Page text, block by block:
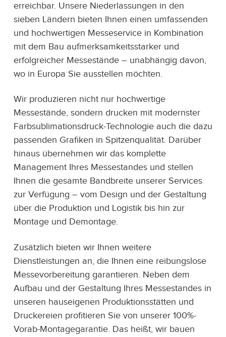
erreichbar. Unsere Niederlassungen in den
sieben Ländern bieten Ihnen einen umfassenden
und hochwertigen Messeservice in Kombination
mit dem Bau aufmerksamkeitsstarker und
erfolgreicher Messestände – unabhängig davon,
wo in Europa Sie ausstellen möchten.
Wir produzieren nicht nur hochwertige
Messestände, sondern drucken mit modernster
Farbsublimationsdruck-Technologie auch die dazu
passenden Grafiken in Spitzenqualität. Darüber
hinaus übernehmen wir das komplette
Management Ihres Messestandes und stellen
Ihnen die gesamte Bandbreite unserer Services
zur Verfügung – vom Design und der Gestaltung
über die Produktion und Logistik bis hin zur
Montage und Demontage.
Zusätzlich bieten wir Ihnen weitere
Dienstleistungen an, die Ihnen eine reibungslose
Messevorbereitung garantieren. Neben dem
Aufbau und der Gestaltung Ihres Messestandes in
unseren hauseigenen Produktionsstätten und
Druckereien profitieren Sie von unserer 100%-
Vorab-Montagegarantie. Das heißt, wir bauen